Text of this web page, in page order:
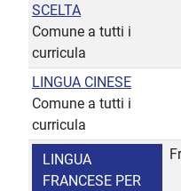
SCELTA
Comune a tutti i
curricula
LINGUA CINESE
Comune a tutti i
curricula
LINGUA
FRANCESE PER